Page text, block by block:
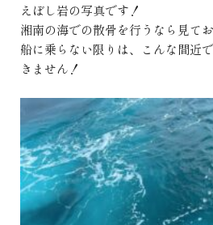
えぼし岩の写真です！
湘南の海での散骨を行うなら見て
船に乗らない限りは、こんな間近
きません！